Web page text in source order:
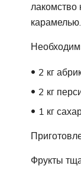
лакомство
карамелью.
2 кг
2 кг
1 кг
Фрукты